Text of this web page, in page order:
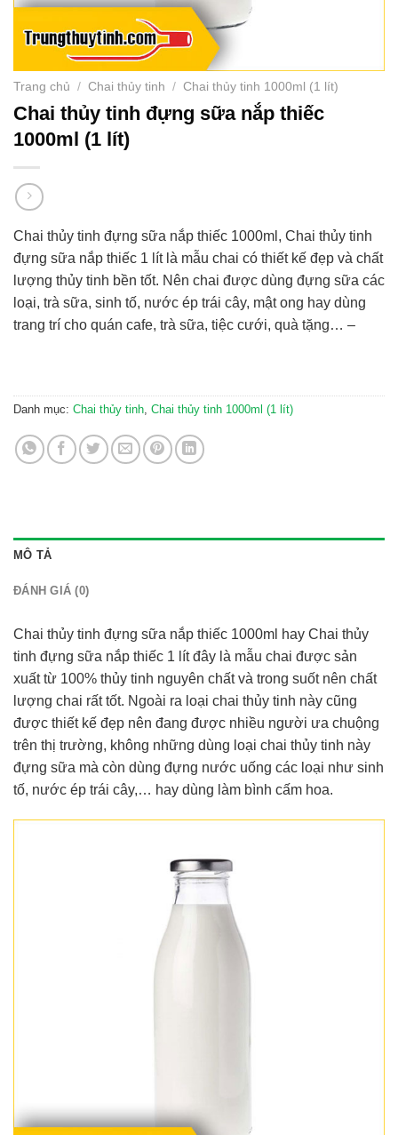
Trang chủ / Chai thủy tinh / Chai thủy tinh 1000ml (1 lít)
Chai thủy tinh đựng sữa nắp thiếc
1000ml (1 lít)
Chai thủy tinh đựng sữa nắp thiếc 1000ml, Chai thủy tinh
đựng sữa nắp thiếc 1 lít là mẫu chai có thiết kế đẹp và chất
lượng thủy tinh bền tốt. Nên chai được dùng đựng sữa các
loại, trà sữa, sinh tố, nước ép trái cây, mật ong hay dùng
trang trí cho quán cafe, trà sữa, tiệc cưới, quà tặng… –
Danh mục: Chai thủy tinh, Chai thủy tinh 1000ml (1 lít)
MÔ TẢ
ĐÁNH GIÁ (0)
Chai thủy tinh đựng sữa nắp thiếc 1000ml hay Chai thủy
tinh đựng sữa nắp thiếc 1 lít đây là mẫu chai được sản
xuất từ 100% thủy tinh nguyên chất và trong suốt nên chất
lượng chai rất tốt. Ngoài ra loại chai thủy tinh này cũng
được thiết kế đẹp nên đang được nhiều người ưa chuộng
trên thị trường, không những dùng loại chai thủy tinh này
đựng sữa mà còn dùng đựng nước uống các loại như sinh
tố, nước ép trái cây,… hay dùng làm bình cấm hoa.